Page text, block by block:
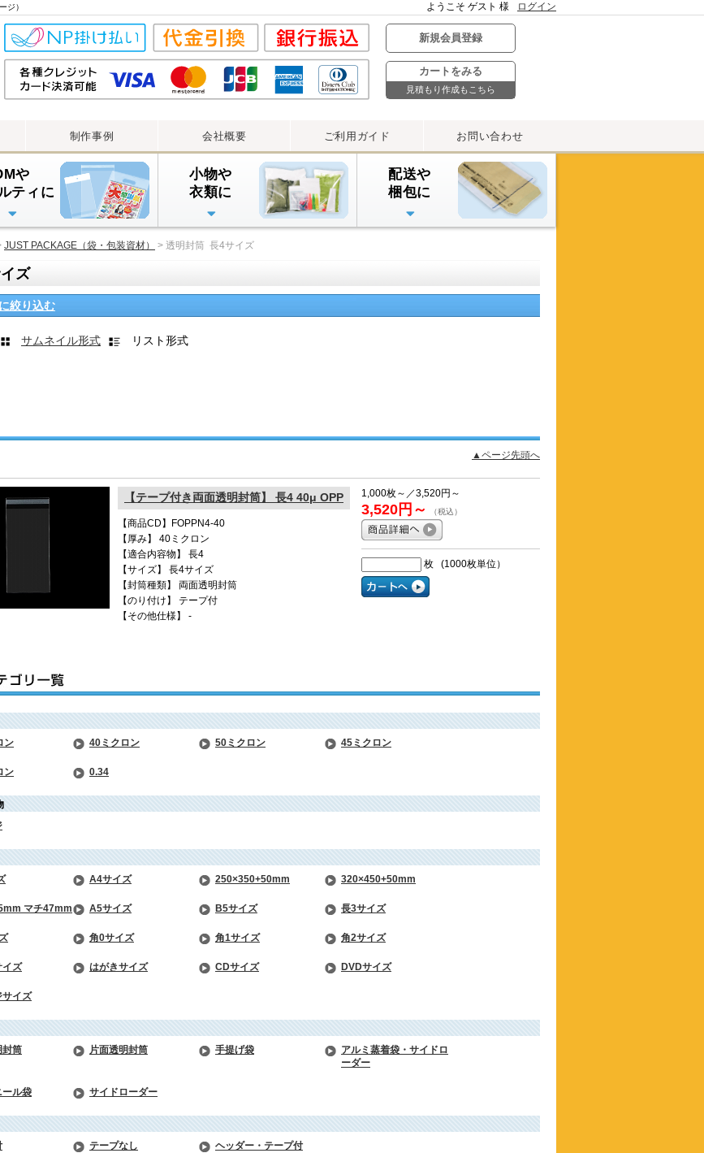
ジ） ようこそ ゲスト 様 ログイン
新規会員登録
カートをみる
見積もり作成もこちら
制作事例 会社概要 ご利用ガイド お問い合わせ
や
ティに
封筒
封筒印刷（大ロット）
封筒印刷（小ロット）
ミ蒸着袋
小物や
衣類に
チャック付透明袋
ラミジップ
配送や
梱包に
JUST PACKAGE（袋・包装資材） > 透明封筒 長4サイズ
ズ
絞り込む
サムネイル形式 リスト形式
▲ページ先頭へ
【テープ付き両面透明封筒】 長4 40μ OPP
【商品CD】FOPPN4-40
【厚み】 40ミクロン
【適合内容物】 長4
【サイズ】 長4サイズ
【封筒種類】 両面透明封筒
【のり付け】 テープ付
【その他仕様】 -
1,000枚～／3,520円～
3,520円～ （税込）
枚 (1000枚単位）
ン
40ミクロン 50ミクロン 45ミクロン
ン 0.34
A4サイズ 250×350+50mm 320×450+50mm
マチ47mm A5サイズ B5サイズ 長3サイズ
角0サイズ 角1サイズ 角2サイズ
イズ はがきサイズ CDサイズ DVDサイズ
サイズ
封筒
片面透明封筒 手提げ袋
アルミ蒸着袋・サイドロ
ーダー
ール袋 サイドローダー
テープなし ヘッダー・テープ付